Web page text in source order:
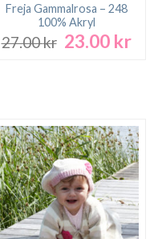
Freja Gammalrosa – 248
100% Akryl
27.00kr Det
23.00 krDet